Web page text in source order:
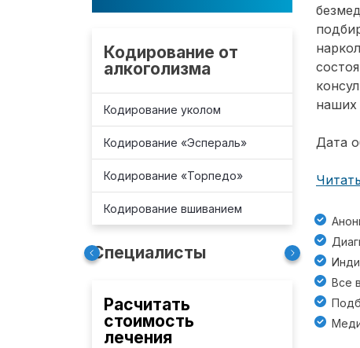
Кодирование от
алкоголизма
Кодирование уколом
Кодирование «Эспераль»
Кодирование «Торпедо»
Кодирование вшиванием
Специалисты
Расчитать
стоимость
лечения
наших
Дата
Все